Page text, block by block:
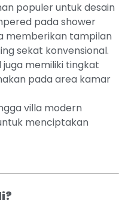
populer untuk desain
pada shower
memberikan tampilan
sekat konvensional.
memiliki tingkat
pada area kamar
villa modern
menciptakan